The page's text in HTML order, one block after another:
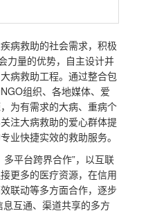
病救助的社会需求，积极
力量的优势，自主设计并
病救助工程。通过整合包
组织、各地媒体、爱
为有需求的大病、重病个
注大病救助的爱心群体提
业快捷实效的救助服务。
平台跨界合作”，以互联
更多的医疗资源，在信用
联动等多方面合作，逐步
互通、渠道共享的多方